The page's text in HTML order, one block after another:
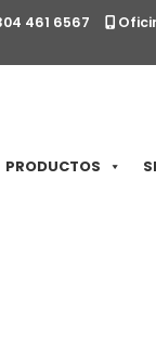
461 6567
PRODUCTOS